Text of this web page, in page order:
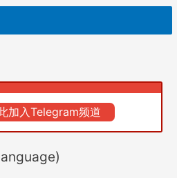
加入Telegram频道